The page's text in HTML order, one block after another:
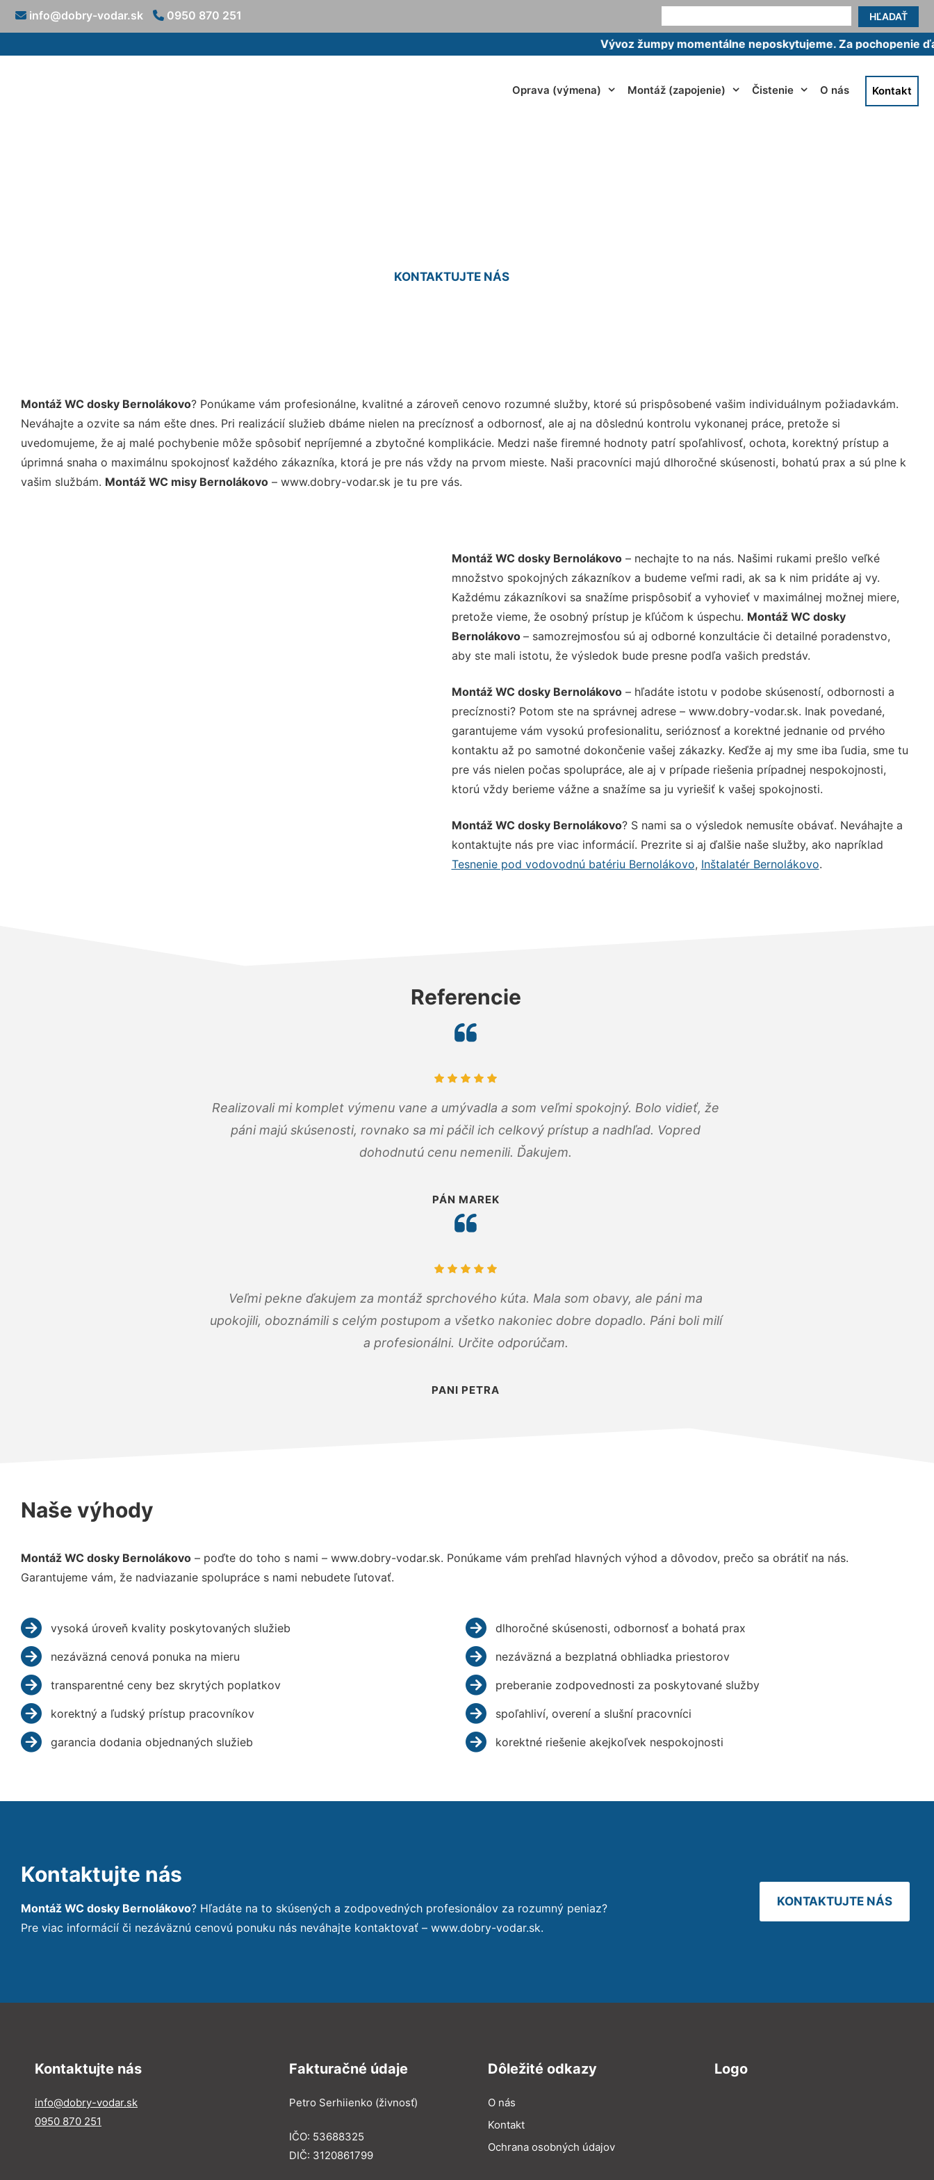
HĽADAŤ
info@dobry-vodar.sk 0950 870 251
Vývoz žumpy momentálne neposkytujeme. Za pochopenie
Oprava (výmena) Montáž (zapojenie) Čistenie O nás Kontakt
KONTAKTUJTE NÁS
Montáž WC dosky Bernolákovo? Ponúkame vám profesionálne, kvalitné a zároveň cenovo rozumné služby, ktoré sú prispôsobené vašim individuálnym požiadavkám.
Neváhajte a ozvite sa nám ešte dnes. Pri realizácií služieb dbáme nielen na precíznosť a odbornosť, ale aj na dôslednú kontrolu vykonanej práce, pretože si
uvedomujeme, že aj malé pochybenie môže spôsobiť nepríjemné a zbytočné komplikácie. Medzi naše firemné hodnoty patrí spoľahlivosť, ochota, korektný prístup a
úprimná snaha o maximálnu spokojnosť každého zákazníka, ktorá je pre nás vždy na prvom mieste. Naši pracovníci majú dlhoročné skúsenosti, bohatú prax a sú plne k
vašim službám. Montáž WC misy Bernolákovo – www.dobry-vodar.sk je tu pre vás.
Montáž WC dosky Bernolákovo– nechajte to na nás. Našimi rukami prešlo veľké
množstvo spokojných zákazníkov a budeme veľmi radi, ak sa k nim pridáte aj vy.
Každému zákazníkovi sa snažíme prispôsobiť a vyhovieť v maximálnej možnej miere,
pretože vieme, že osobný prístup je kľúčom k úspechu. Montáž WC dosky
Bernolákovo – samozrejmosťou sú aj odborné konzultácie či detailné poradenstvo,
aby ste mali istotu, že výsledok bude presne podľa vašich predstáv.
Montáž WC dosky Bernolákovo– hľadáte istotu v podobe skúseností, odbornosti a
precíznosti? Potom ste na správnej adrese – www.dobry-vodar.sk. Inak povedané,
garantujeme vám vysokú profesionalitu, serióznosť a korektné jednanie od prvého
kontaktu až po samotné dokončenie vašej zákazky. Keďže aj my sme iba ľudia, sme tu
pre vás nielen počas spolupráce, ale aj v prípade riešenia prípadnej nespokojnosti,
ktorú vždy berieme vážne a snažíme sa ju vyriešiť k vašej spokojnosti.
Montáž WC dosky Bernolákovo? S nami sa o výsledok nemusíte obávať. Neváhajte a
kontaktujte nás pre viac informácií. Prezrite si aj ďalšie naše služby, ako napríklad
Tesnenie pod vodovodnú batériu Bernolákovo, Inštalatér Bernolákovo.
Referencie
Realizovali mi komplet výmenu vane a umývadla a som veľmi spokojný. Bolo vidieť, že
páni majú skúsenosti, rovnako sa mi páčil ich celkový prístup a nadhľad. Vopred
dohodnutú cenu nemenili. Ďakujem.
PÁN MAREK
Veľmi pekne ďakujem za montáž sprchového kúta. Mala som obavy, ale páni ma
upokojili, oboznámili s celým postupom a všetko nakoniec dobre dopadlo. Páni boli milí
a profesionálni. Určite odporúčam.
PANI PETRA
Naše výhody
Montáž WC dosky Bernolákovo – poďte do toho s nami – www.dobry-vodar.sk. Ponúkame vám prehľad hlavných výhod a dôvodov, prečo sa obrátiť na nás.
Garantujeme vám, že nadviazanie spolupráce s nami nebudete ľutovať.
vysoká úroveň kvality poskytovaných služieb
nezáväzná cenová ponuka na mieru
transparentné ceny bez skrytých poplatkov
korektný a ľudský prístup pracovníkov
garancia dodania objednaných služieb
dlhoročné skúsenosti, odbornosť a bohatá prax
nezáväzná a bezplatná obhliadka priestorov
preberanie zodpovednosti za poskytované služby
spoľahliví, overení a slušní pracovníci
korektné riešenie akejkoľvek nespokojnosti
Kontaktujte nás
Montáž WC dosky Bernolákovo? Hľadáte na to skúsených a zodpovedných profesionálov za rozumný peniaz?
Pre viac informácií či nezáväznú cenovú ponuku nás neváhajte kontaktovať – www.dobry-vodar.sk.
KONTAKTUJTE NÁS
Kontaktujte nás
info@dobry-vodar.sk
0950 870 251
Fakturačné údaje
Petro Serhiienko (živnosť)
IČO: 53688325
DIČ: 3120861799
Dôležité odkazy
O nás
Kontakt
Ochrana osobných údajov
Logo